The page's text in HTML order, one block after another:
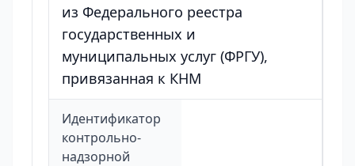
из Федерального реестра
государственных и
муниципальных услуг (ФРГУ),
привязанная к КНМ
Идентификатор
контрольно-
надзорной